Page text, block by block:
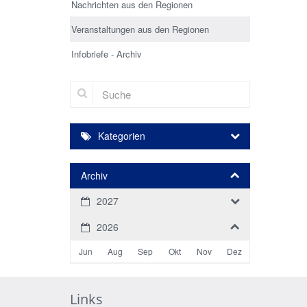
Nachrichten aus den Regionen
Veranstaltungen aus den Regionen
Infobriefe - Archiv
Suche
Kategorien
Archiv
2027
2026
Jun Aug Sep Okt Nov Dez
Links